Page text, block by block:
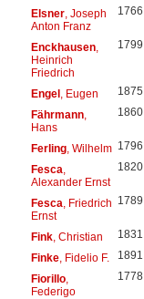
Elsner, Joseph
Anton Franz
1766
Enckhausen,
Heinrich
Friedrich
1799
Engel, Eugen 1875
Fährmann,
Hans
1860
Ferling, Wilhelm 1796
Fesca
Alexander Ernst
1820
Fesca , Friedrich
Ernst
1789
Fink, Christian 1831
Finke, Fidelio F. 1891
Fiorillo,
Federigo
1778